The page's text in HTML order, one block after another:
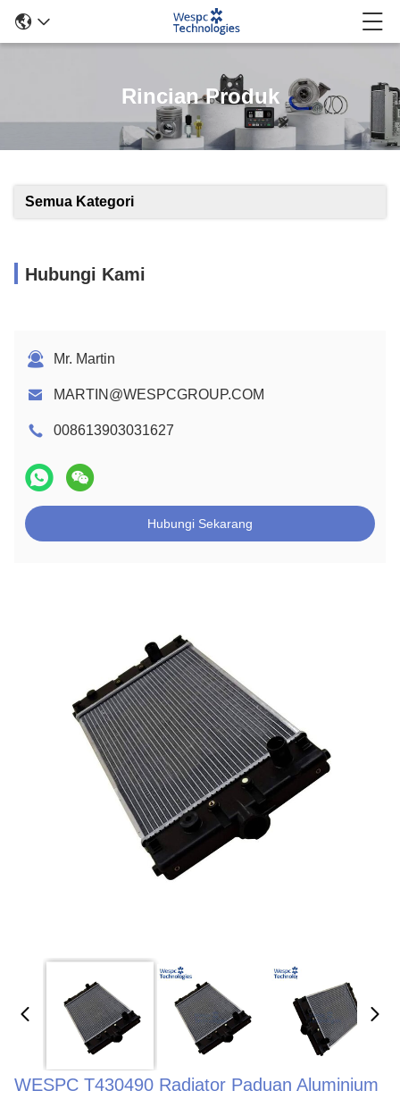
Rincian Produk
Semua Kategori
Hubungi Kami
Mr. Martin
MARTIN@WESPCGROUP.COM
008613903031627
Hubungi Sekarang
WESPC T430490 Radiator Paduan Aluminium